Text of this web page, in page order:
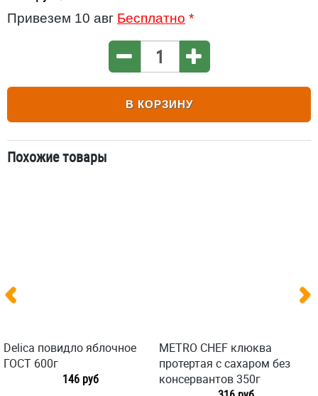
Привезем 10 авг Бесплатно *
В КОРЗИНУ
Похожие товары
Delica повидло яблочное
ГОСТ 600г
146 руб
METRO CHEF клюква
протертая с сахаром без
консервантов 350г